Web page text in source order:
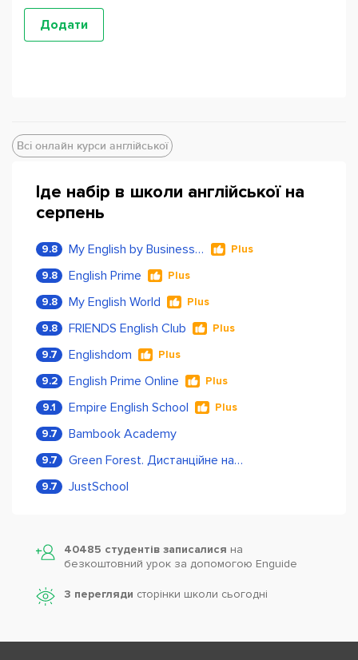
Всі онлайн курси англійської
Іде набір в школи англійської на
серпень
9.8 My English by Business Language Plus
9.8 English Prime Plus
9.8 My English World Plus
9.8 FRIENDS English Club Plus
9.7 Englishdom Plus
9.2 English Prime Online Plus
9.1 Empire English School Plus
9.7 Bambook Academy
9.7 Green Forest. Дистанційне навчання
9.7 JustSchool
40485 студентів записалися на
безкоштовний урок за допомогою Enguide
3 перегляди сторінки школи cьогодні